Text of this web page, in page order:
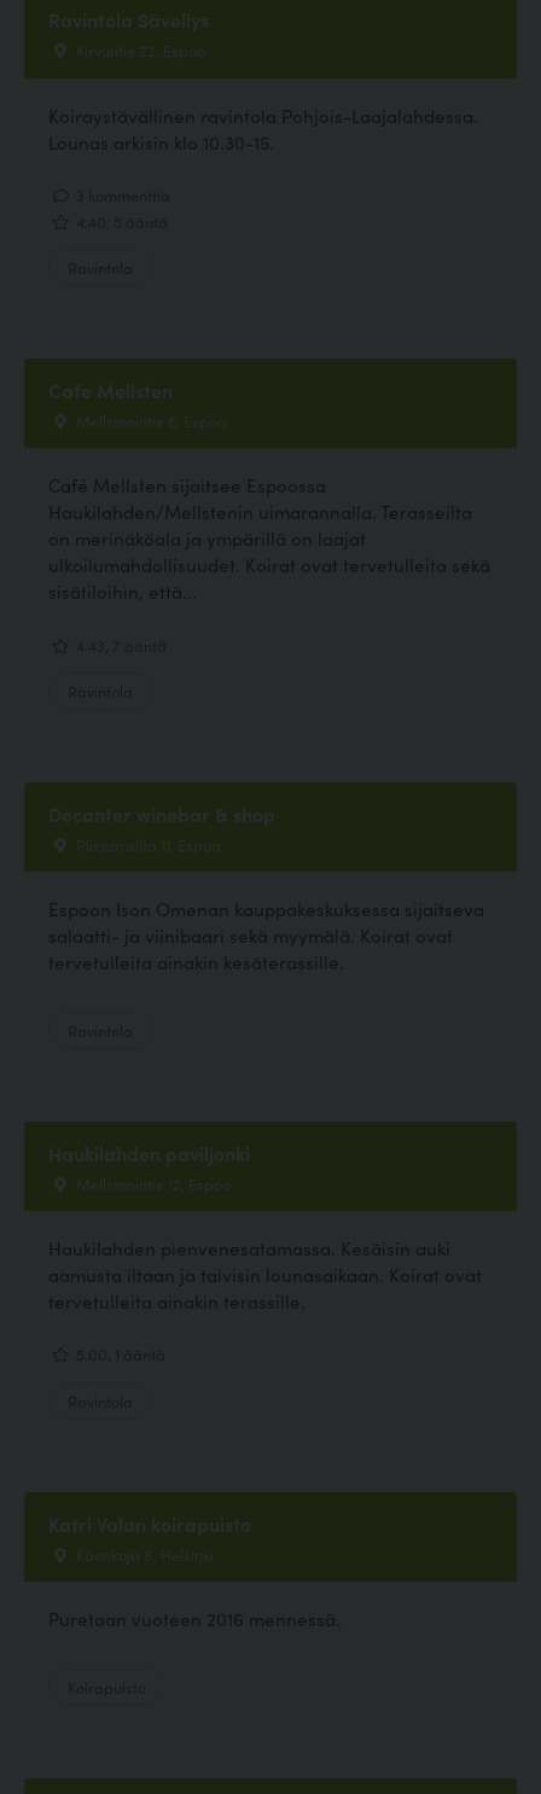
Ravintola Sävellys
Kirvuntie 22, Espoo
Koiraystävällinen ravintola Pohjois-Laajalahdessa.
Lounas arkisin klo 10.30-15.
Cafe Mellsten
Mellstenintie 6, Espoo
Café Mellsten sijaitsee Espoossa
Haukilahden/Mellstenin uimarannalla. Terasseilta
on merinäköala ja ympärillä on laajat
ulkoilumahdollisuudet. Koirat ovat tervetulleita sekä
sisätiloihin, että...
Decanter winebar & shop
Piispansilta 11, Espoo
Espoon Ison Omenan kauppakeskuksessa sijaitseva
salaatti- ja viinibaari sekä myymälä. Koirat ovat
tervetulleita ainakin kesäterassille.
Haukilahden paviljonki
Mellstenintie 12, Espoo
Haukilahden pienvenesatamassa. Kesäisin auki
aamusta iltaan ja talvisin lounasaikaan. Koirat ovat
tervetulleita ainakin terassille.
Katri Valan koirapuisto
Käenkuja 8, Helsinki
Puretaan vuoteen 2016 mennessä.